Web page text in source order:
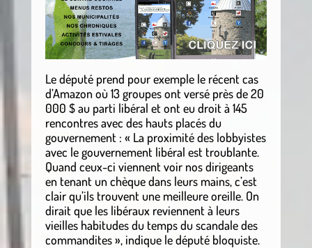
Le député prend pour exemple le récent cas
d’Amazon où 13 groupes ont versé près de 20
000 $ au parti libéral et ont eu droit à 145
rencontres avec des hauts placés du
gouvernement : « La proximité des lobbyistes
avec le gouvernement libéral est troublante.
Quand ceux-ci viennent voir nos dirigeants
en tenant un chèque dans leurs mains, c’est
clair qu’ils trouvent une meilleure oreille. On
dirait que les libéraux reviennent à leurs
vieilles habitudes du temps du scandale des
commandites », indique le député bloquiste.